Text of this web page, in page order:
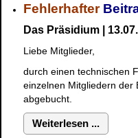
Fehlerhafter
Das Präsidium |
Liebe Mitglieder,
durch einen technischen
einzelnen Mitgliedern der
abgebucht.
Weiterlesen ...